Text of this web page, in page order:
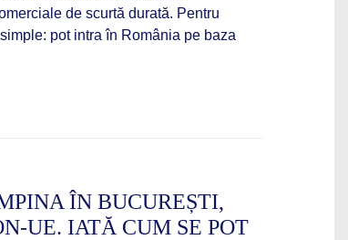
de scurtă durată. Pentru
pot intra în România pe baza
ÎN BUCUREȘTI,
UE. IATĂ CUM SE POT